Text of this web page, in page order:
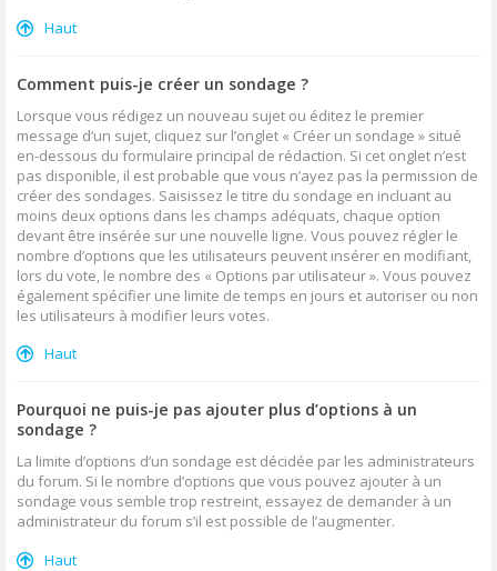
Haut
Comment puis-je créer un sondage ?
Lorsque vous rédigez un nouveau sujet ou éditez le premier
message d’un sujet, cliquez sur l’onglet « Créer un sondage » situé
en-dessous du formulaire principal de rédaction. Si cet onglet n’est
pas disponible, il est probable que vous n’ayez pas la permission de
créer des sondages. Saisissez le titre du sondage en incluant au
moins deux options dans les champs adéquats, chaque option
devant être insérée sur une nouvelle ligne. Vous pouvez régler le
nombre d’options que les utilisateurs peuvent insérer en modifiant,
lors du vote, le nombre des « Options par utilisateur ». Vous pouvez
également spécifier une limite de temps en jours et autoriser ou non
les utilisateurs à modifier leurs votes.
Haut
Pourquoi ne puis-je pas ajouter plus d’options à un
sondage ?
La limite d’options d’un sondage est décidée par les administrateurs
du forum. Si le nombre d’options que vous pouvez ajouter à un
sondage vous semble trop restreint, essayez de demander à un
administrateur du forum s’il est possible de l’augmenter.
Haut